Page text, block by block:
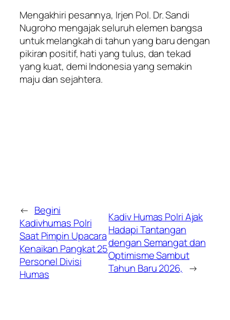
Mengakhiri pesannya, Irjen Pol. Dr. Sandi
Nugroho mengajak seluruh elemen bangsa
untuk melangkah di tahun yang baru dengan
pikiran positif, hati yang tulus, dan tekad
yang kuat, demi Indonesia yang semakin
maju dan sejahtera.
← Begini
Kadivhumas Polri
Saat Pimpin Upacara
Kenaikan Pangkat 25
Personel Divisi
Humas
Kadiv Humas Polri Ajak
Hadapi Tantangan
dengan Semangat dan
Optimisme Sambut
Tahun Baru 2026, →